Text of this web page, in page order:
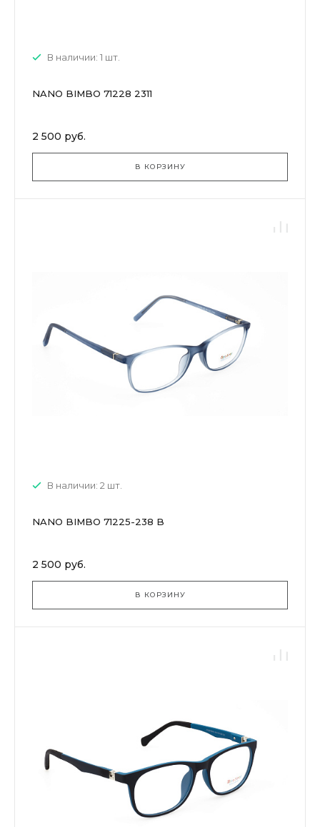
В наличии: 1 шт.
NANO BIMBO 71228 2311
2 500 руб.
В КОРЗИНУ
В наличии: 2 шт.
NANO BIMBO 71225-238 B
2 500 руб.
В КОРЗИНУ